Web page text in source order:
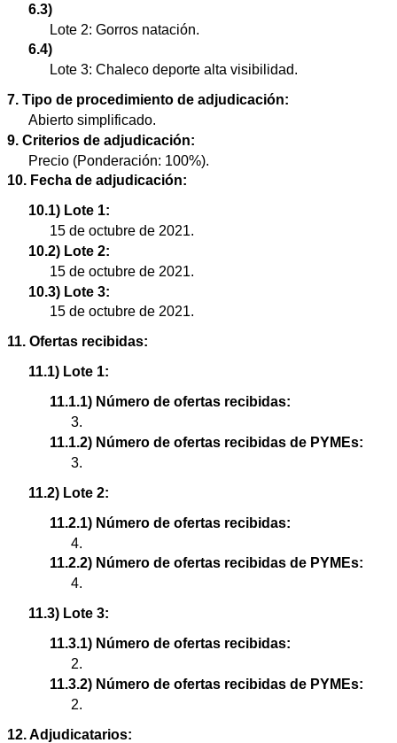
6.3)
Lote 2: Gorros natación.
6.4)
Lote 3: Chaleco deporte alta visibilidad.
7. Tipo de procedimiento de adjudicación:
Abierto simplificado.
9. Criterios de adjudicación:
Precio (Ponderación: 100%).
10. Fecha de adjudicación:
10.1) Lote 1:
15 de octubre de 2021.
10.2) Lote 2:
15 de octubre de 2021.
10.3) Lote 3:
15 de octubre de 2021.
11. Ofertas recibidas:
11.1) Lote 1:
11.1.1) Número de ofertas recibidas:
3.
11.1.2) Número de ofertas recibidas de PYMEs:
3.
11.2) Lote 2:
11.2.1) Número de ofertas recibidas:
4.
11.2.2) Número de ofertas recibidas de PYMEs:
4.
11.3) Lote 3:
11.3.1) Número de ofertas recibidas:
2.
11.3.2) Número de ofertas recibidas de PYMEs:
2.
12. Adjudicatarios: